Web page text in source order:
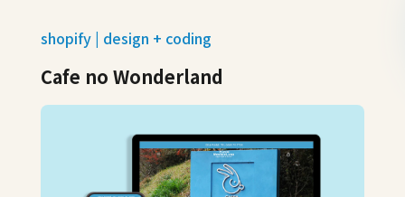
shopify | design + coding
Cafe no Wonderland